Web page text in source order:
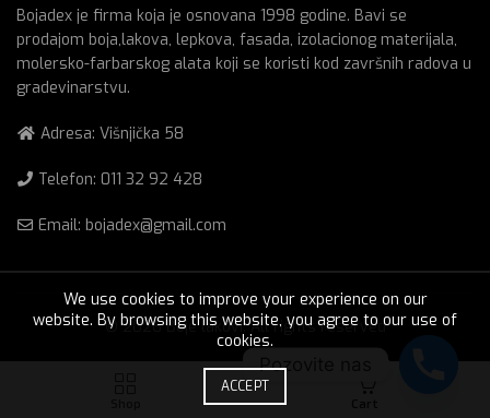
Bojadex je firma koja je osnovana 1998 godine. Bavi se
prodajom boja,lakova, lepkova, fasada, izolacionog materijala,
molersko-farbarskog alata koji se koristi kod završnih radova u
gradevinarstvu.
Adresa: Višnjička 58
Telefon: 011 32 92 428
Email: bojadex@gmail.com
© 2026Boje lakovi. All rights reserved
We use cookies to improve your experience on our
website. By browsing this website, you agree to our use of
cookies.
ACCEPT
Pozovite nas